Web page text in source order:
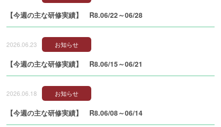
【今週の主な研修実績】 R8.06/22～06/28
2026.06.23 お知らせ
【今週の主な研修実績】 R8.06/15～06/21
2026.06.18 お知らせ
【今週の主な研修実績】 R8.06/08～06/14